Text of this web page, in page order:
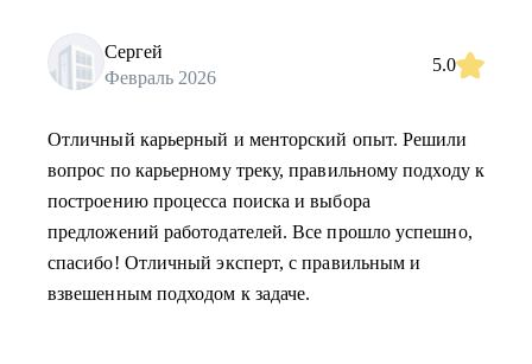
Сергей
Февраль 2026
5.0
Отличный карьерный и менторский опыт. Решили
вопрос по карьерному треку, правильному подходу к
построению процесса поиска и выбора
предложений работодателей. Все прошло успешно,
спасибо! Отличный эксперт, с правильным и
взвешенным подходом к задаче.